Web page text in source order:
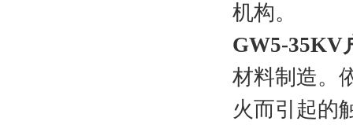
机构。
GW5-35KV
材料制造。
火而引起的